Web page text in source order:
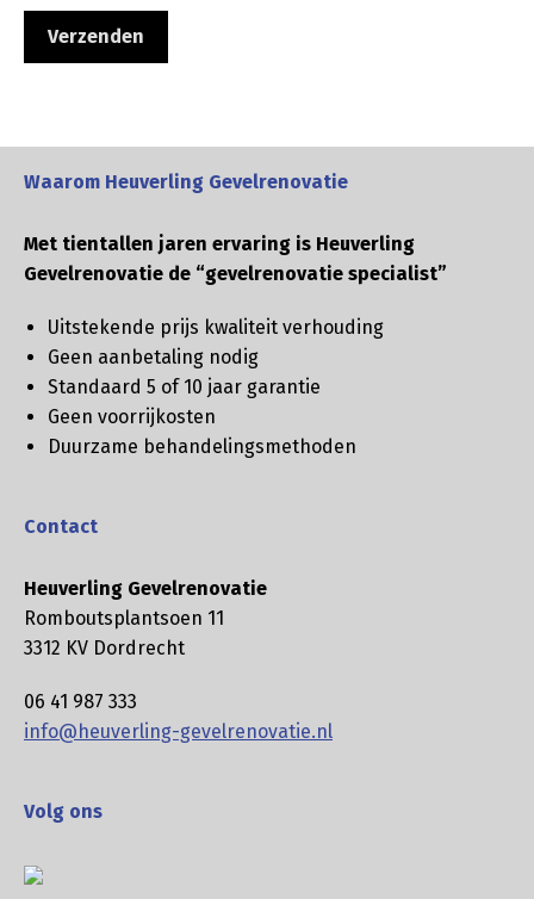
Waarom Heuverling Gevelrenovatie
Met tientallen jaren ervaring is Heuverling
Gevelrenovatie de “gevelrenovatie specialist”
Uitstekende prijs kwaliteit verhouding
Geen aanbetaling nodig
Standaard 5 of 10 jaar garantie
Geen voorrijkosten
Duurzame behandelingsmethoden
Contact
Heuverling Gevelrenovatie
Romboutsplantsoen 11
3312 KV Dordrecht
06 41 987 333
info@heuverling-gevelrenovatie.nl
Volg ons